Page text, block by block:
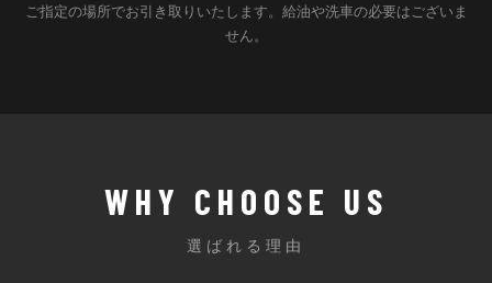
ご指定の場所でお引き取りいたします。給油や洗車の必要はございま
せん。
WHY CHOOSE US
選ばれる理由